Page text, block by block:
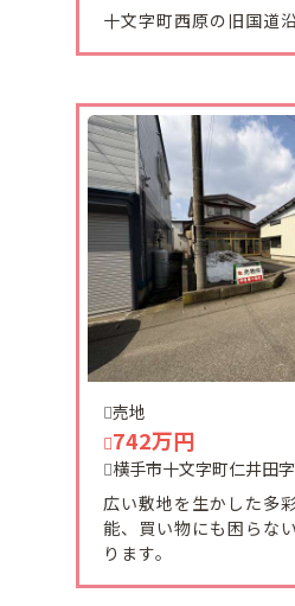
2025-10-04
十文字町仁井田土地ご予約
2025-10-03
横手市平城町平屋の収益物件
引き渡し後１年間は家賃保
2025-09-24
十文字町仁井田字東売土地が
現在古家がありますが、解体
ます。（解体時期は相談に
十文字駅、スーパー、コンビ
ります。
前面道路消雪設備あります。
現在商談中です。
2025-08-28
増田町亀田南に中古住宅が販
広々敷地は約275坪で角地、
十文字町西原の旧国道
売地
742万円
横手市十文字町仁井田
広い敷地を生かした多
能、買い物にも困らな
ります。